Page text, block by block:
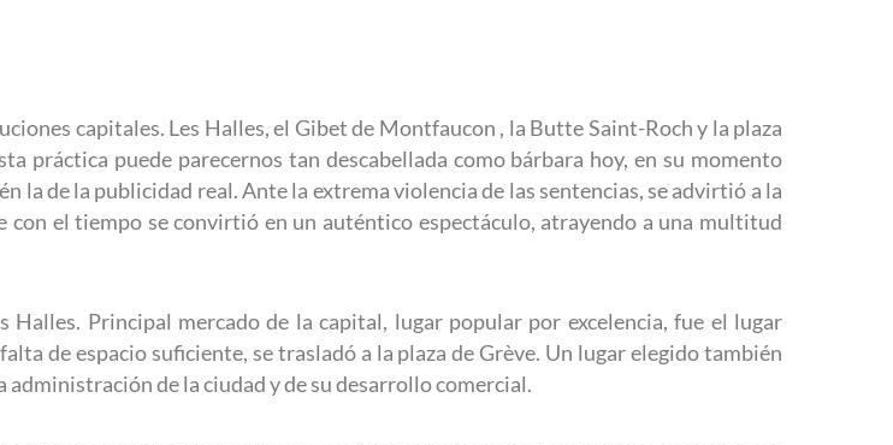
capitales. Les Halles, el Gibet de Montfaucon , la Butte Saint-Roch y la plaza
práctica puede parecernos tan descabellada como bárbara hoy, en su momento
la de la publicidad real. Ante la extrema violencia de las sentencias, se advirtió a la
el tiempo se convirtió en un auténtico espectáculo, atrayendo a una multitud
Principal mercado de la capital, lugar popular por excelencia, fue el lugar
de espacio suficiente, se trasladó a la plaza de Grève. Un lugar elegido también
de la ciudad y de su desarrollo comercial.